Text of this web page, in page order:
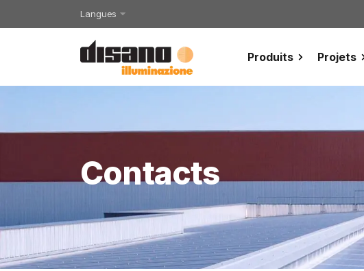
Langues
Produits Projets
Contacts